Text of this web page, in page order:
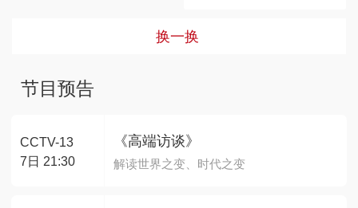
换一换
节目预告
CCTV-13
7日 21:30
《高端访谈》
解读世界之变、时代之变